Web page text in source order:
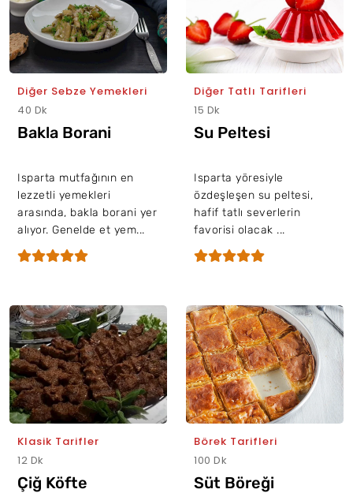
Diğer Sebze Yemekleri
40 Dk
Bakla Borani
Isparta mutfağının en
lezzetli yemekleri
arasında, bakla borani yer
alıyor. Genelde et yem...
Diğer Tatlı Tarifleri
15 Dk
Su Peltesi
Isparta yöresiyle
özdeşleşen su peltesi,
hafif tatlı severlerin
favorisi olacak ...
Klasik Tarifler
12 Dk
Çiğ Köfte
Börek Tarifleri
100 Dk
Süt Böreği